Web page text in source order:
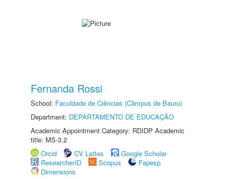
Fernanda Rossi
School: Faculdade de Ciências (Câmpus de Bauru)
Department: DEPARTAMENTO DE EDUCAÇÃO
Academic Appointment Category: RDIDP Academic
title: MS-3.2
Orcid
CV Lattes
Google Scholar
ResearcherID
Scopus
Fapesp
Dimensions